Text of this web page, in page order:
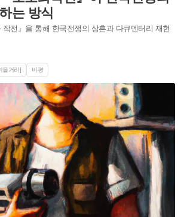
는 방식
전』을 통해 한국전쟁의 상흔과 다큐멘터리 재현
을거리] 비평